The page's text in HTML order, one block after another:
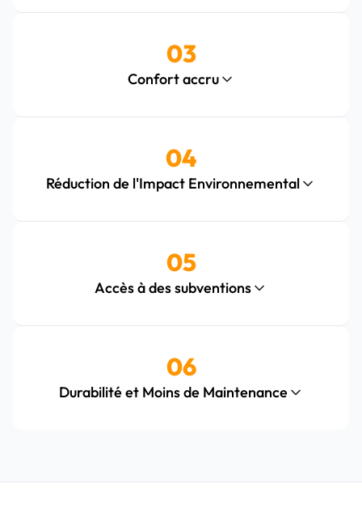
03
Confort accru
04
Réduction de l'Impact Environnemental
05
Accès à des subventions
06
Durabilité et Moins de Maintenance